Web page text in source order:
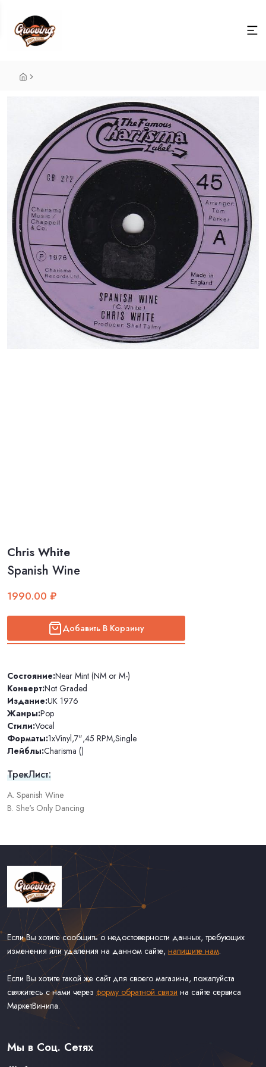
Chris White
Spanish Wine
1990.00 ₽
Добавить В Корзину
Состояние:Near Mint (NM or M-)
Конверт:Not Graded
Издание:UK 1976
Жанры:Pop
Стили:Vocal
Форматы:1xVinyl,7",45 RPM,Single
Лейблы:Charisma ()
ТрекЛист:
A. Spanish Wine
B. She's Only Dancing
Если Вы хотите сообщить о недостоверности данных, требующих
изменения или удаления на данном сайте, напишите нам.
Если Вы хотите такой же сайт для своего магазина, пожалуйста
свяжитесь с нами через форму обратной связи на сайте сервиса
МаркетВинила.
Связаться С Нами
Оферта
Мы в Соц. Сетях